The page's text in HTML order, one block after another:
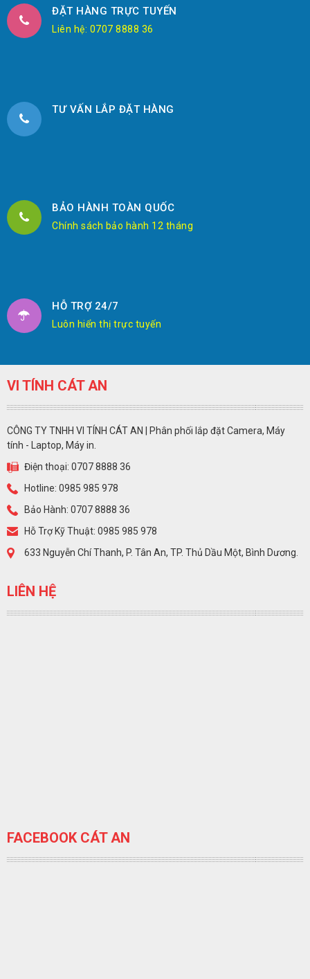
ĐẶT HÀNG TRỰC TUYẾN
Liên hệ: 0707 8888 36
TƯ VẤN LẮP ĐẶT HÀNG
BẢO HÀNH TOÀN QUỐC
Chính sách bảo hành 12 tháng
HỖ TRỢ 24/7
Luôn hiển thị trực tuyến
VI TÍNH CÁT AN
CÔNG TY TNHH VI TÍNH CÁT AN | Phân phối lắp đặt Camera, Máy
tính - Laptop, Máy in.
Điện thoại: 0707 8888 36
Hotline: 0985 985 978
Bảo Hành: 0707 8888 36
Hỗ Trợ Kỹ Thuật: 0985 985 978
633 Nguyễn Chí Thanh, P. Tân An, TP. Thủ Dầu Một, Bình Dương.
LIÊN HỆ
FACEBOOK CÁT AN